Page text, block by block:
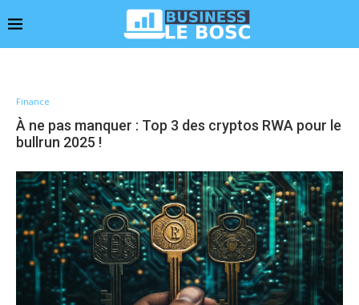
Finance
À ne pas manquer : Top 3 des cryptos RWA pour le
bullrun 2025 !